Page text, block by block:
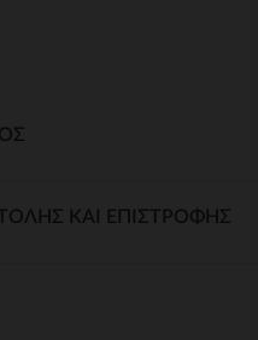
ΚΑΙ ΕΠΙΣΤΡΟΦΉΣ